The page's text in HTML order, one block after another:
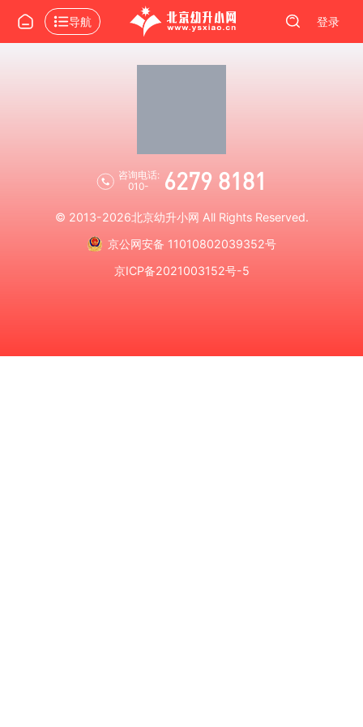
导航 登录
咨询电话:
010-
6279 8181
© 2013-2026北京幼升小网 All Rights Reserved.
京公网安备 11010802039352号
京ICP备2021003152号-5